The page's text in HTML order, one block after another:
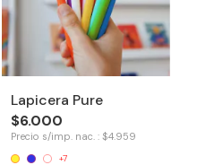
Lapicera Pure
$6.000
Precio s/imp. nac. : $4.959
+7